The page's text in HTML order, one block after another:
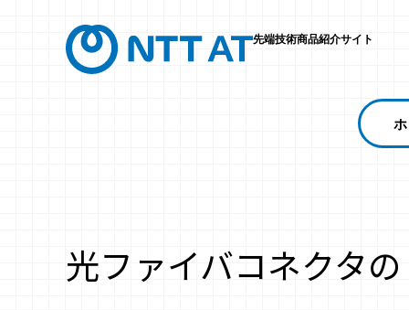
先端技術商品紹介サイト
光ファイバコネクタ